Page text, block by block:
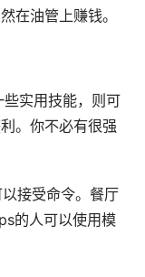
在油管上赚钱。
实用技能，则可
。你不必有很强
接受命令。餐厅
的人可以使用模